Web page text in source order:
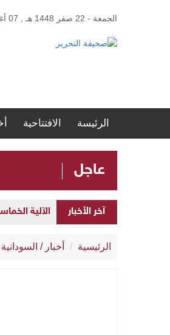
الجمعة - 22 صفر 1448 هـ , 07 أغسطس 2026 م
الرئيسة الافتتاحية
عاجل
آخر الأخبار
الآلية
إطلاق
الرئيسية أخبار / السودانية